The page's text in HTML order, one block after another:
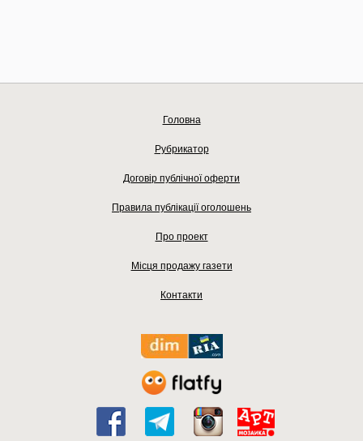
Головна
Рубрикатор
Договір публічної оферти
Правила публікації оголошень
Про проект
Місця продажу газети
Контакти